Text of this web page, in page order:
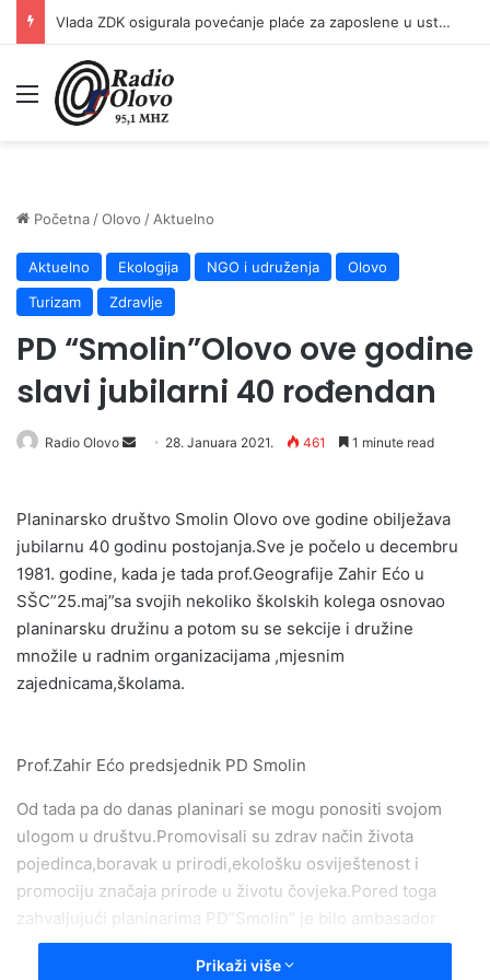
Vlada ZDK osigurala povećanje plaće za zaposlene u ustanovama kulture
Meni
Početna /Olovo / Aktuelno
Aktuelno Ekologija NGO i udruženja
Olovo
Turizam
Zdravlje
PD “Smolin”Olovo ove godine
slavi jubilarni 40 rođendan
Radio Olovo
Send 28. Januara 2021. 461 1 minute read
Planinarsko društvo Smolin Olovo ove godine obilježava
jubilarnu 40 godinu postojanja.Sve je počelo u decembru
1981. godine, kada je tada prof.Geografije Zahir Ećo u
SŠC”25.maj”sa svojih nekoliko školskih kolega osnovao
planinarsku družinu a potom su se sekcije i družine
množile u radnim organizacijama ,mjesnim
zajednicama,školama.
Prof.Zahir Ećo predsjednik PD Smolin
Od tada pa do danas planinari se mogu ponositi svojom
ulogom u društvu.Promovisali su zdrav način života
pojedinca,boravak u prirodi,ekološku osviještenost i
promociju značaja prirode u životu čovjeka.Pored toga
zahvaljujući planinarima PD”Smolin” je bilo ambasador
prirodnih ljepota Olova koje su promovisane kod nas i u
Prikaži više